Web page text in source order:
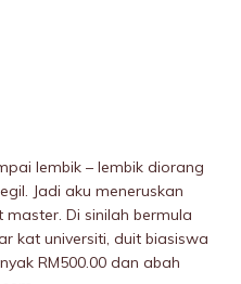
lembik – lembik diorang
Jadi aku meneruskan
Di sinilah bermula
kat universiti, duit biasiswa
RM500.00 dan abah